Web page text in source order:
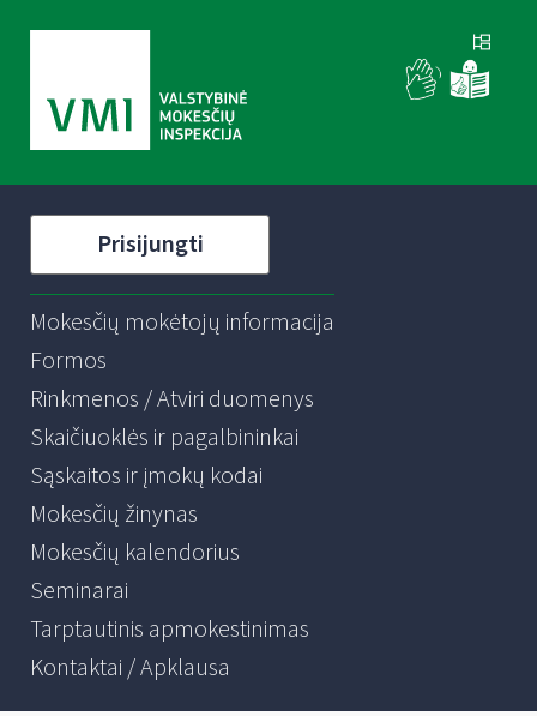
Prisijungti
Mokesčių mokėtojų informacija
Formos
Rinkmenos / Atviri duomenys
Skaičiuoklės ir pagalbininkai
Sąskaitos ir įmokų kodai
Mokesčių žinynas
Mokesčių kalendorius
Seminarai
Tarptautinis apmokestinimas
Kontaktai / Apklausa